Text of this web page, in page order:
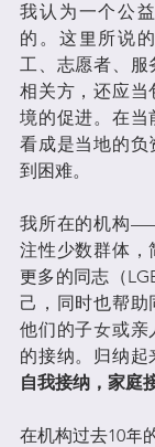
我认为一个公
的。这里所说
工、志愿者、服
相关方，还应当
境的促进。在当
看成是当地的负
到困难。
我所在的机构
注性少数群体，
更多的同志（
己，同时也帮助
他们的子女或亲
的接纳。归纳起
自我接纳，家庭
在机构过去10年